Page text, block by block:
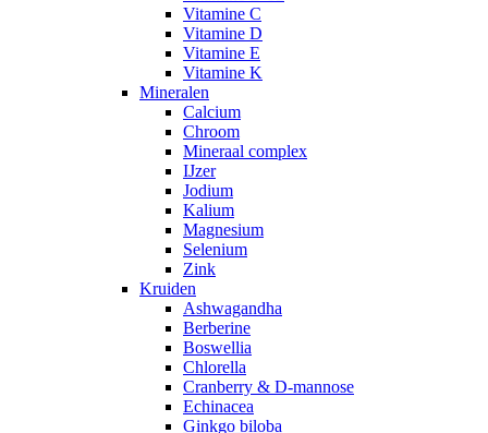
Vitamine C
Vitamine D
Vitamine E
Vitamine K
Mineralen
Calcium
Chroom
Mineraal complex
IJzer
Jodium
Kalium
Magnesium
Selenium
Zink
Kruiden
Ashwagandha
Berberine
Boswellia
Chlorella
Cranberry & D-mannose
Echinacea
Ginkgo biloba